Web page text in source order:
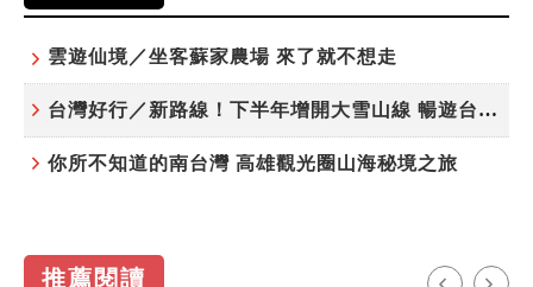
雲遊仙境／坐客蘇家農場 來了就不想走
台灣好行／新路線！下半年增開大雪山線 暢遊台中更便利
你所不知道的南台灣 高雄觀光圈山海秘境之旅
推薦閱讀